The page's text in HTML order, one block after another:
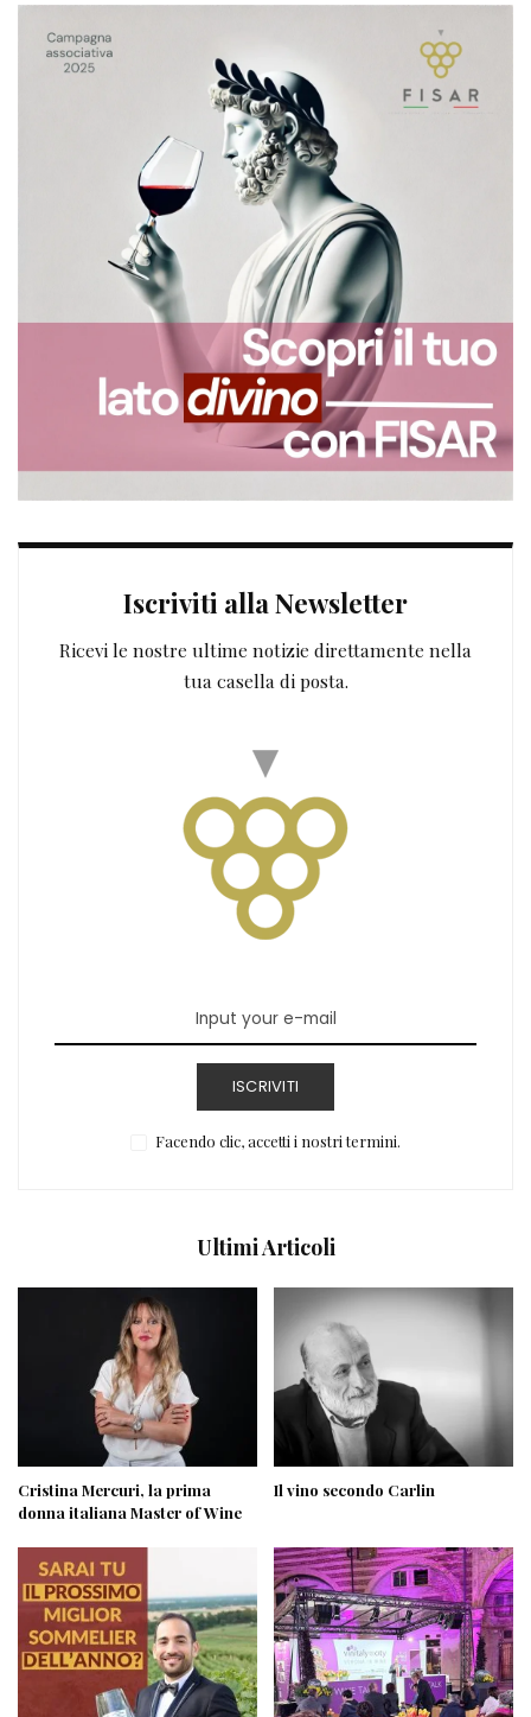
Iscriviti alla Newsletter
Ricevi le nostre ultime notizie direttamente nella
tua casella di posta.
Facendo clic, accetti i nostri termini.
Ultimi Articoli
donna italiana Master of Wine
Caccia al Miglior Sommelier
dell’Anno FISAR: aprono le
iscrizioni al Concorso 2026
Il Molise protagonista a Vinitaly
and the City con FISAR
TI POTREBBE INTERESSARE ANCHE